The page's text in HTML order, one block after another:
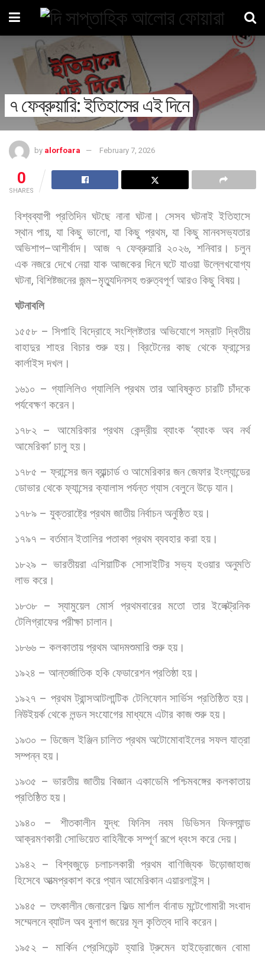
৭ ফেব্রুয়ারি: ইতিহাসের এই দিনে
by alorfoara February 7, 2026
0
SHARES
বিশ্বব্যাপী প্রতিদিন ঘটছে নানা ঘটনা। সেসব ঘটনাই ইতিহাসে
স্থান পায়, যা কিছু ভালো,যা কিছু প্রথম,যা কিছু মানবসভ্যতার
অভিশাপ–আশীর্বাদ। আজ ৭ ফেব্রুয়ারি ২০২৬, শনিবার।
চলুন
এক নজরে দেখে নেয়া যাক আজকের দিনে ঘটে যাওয়া উল্লেখযোগ্য
ঘটনা, বিশিষ্টজনের জন্ম–মৃত্যুদিনসহ গুরুত্বপূর্ণ আরও কিছু বিষয়।
ঘটনাবলি
১৫৫৮ –সিপাহি বিদ্রোহে সংশ্লিষ্টতার অভিযোগে সম্রাট দ্বিতীয়
বাহাদুর শাহর বিচার শুরু হয়। ব্রিটেনের কাছ থেকে ফ্রান্সের
কার্লাইস দখল।
১৬১০ – গ্যালিলিও গ্যালিলি প্রথম তার আবিষ্কৃত চারটি চাঁদকে
পর্যবেক্ষণ করেন।
১৭৮২ – আমেরিকার প্রথম কেন্দ্রীয় ব্যাংক‘ব্যাংক অব নর্থ
আমেরিকা’ চালু হয়।
১৭৮৫ –ফ্রান্সের জন ব্যাল্ন্চার্ড ও আমেরিকার জন জেফার ইংল্যান্ডের
ডোভার থেকে ফ্যান্সের ক্যালাস পর্যন্ত গ্যাস বেলুনে উড়ে যান।
১৭৮৯ – যুক্তরাষ্ট্রে প্রথম জাতীয় নির্বাচন অনুষ্ঠিত হয়।
১৭৯৭ – বর্তমান ইতালির পতাকা প্রথম ব্যবহার করা হয়।
১৮২৯ – ভারতীয়রা এশিয়াটিক সোসাইটির সভ্য হওয়ার অনুমতি
লাভ করে।
১৮৩৮ –স্যামুয়েল মোর্স প্রথমবারের মতো তার ইলেক্ট্রনিক
টেলিগ্রাফের পরীক্ষা চালান।
১৮৬৬ – কলকাতায় প্রথম আদমশুমারি শুরু হয়।
১৯২৪ – আন্তর্জাতিক হকি ফেডারেশন প্রতিষ্ঠা হয়।
১৯২৭ – প্রথম ট্রান্সআটলান্টিক টেলিফোন সার্ভিস প্রতিষ্ঠিত হয়।
নিউইয়র্ক থেকে লন্ডন সংযোগের মাধ্যমে এটার কাজ শুরু হয়।
১৯৩০ – ডিজেল ইঞ্জিন চালিত প্রথম অটোমোবাইলের সফল যাত্রা
সম্পন্ন হয়।
১৯৩৫ –ভারতীয় জাতীয় বিজ্ঞান একাডেমি পশ্চিমবঙ্গের কলকাতায়
প্রতিষ্ঠিত হয়।
১৯৪০ – শীতকালীন যুদ্ধ:ফিনিস নবম ডিভিসন
ফিনল্যান্ড
আক্রমণকারী সোভিয়েত বাহিনীকে সম্পূর্ণ রূপে ধ্বংস করে দেয়।
১৯৪২ – বিশ্বজুড়ে চলাচলকারী প্রথম বাণিজ্যিক উড়োজাহাজ
হিসেবে আত্মপ্রকাশ করে প্যান আমেরিকান এয়ারলাইন্স।
১৯৪৫ –তৎকালীন জেনারেল ফিল্ড মার্শাল র্বানাড মন্টেগোমারী সংবাদ
সম্মেলনে ব্যাটল অব বুলাগ জয়ের মূল কৃতিত্ব দাবি করেন।
১৯৫২ – মার্কিন প্রেসিডেন্ট হ্যারি ট্রুমেন হাইড্রোজেন বোমা